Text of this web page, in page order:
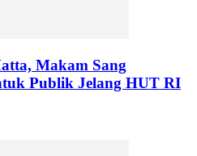
Makam Sang
Publik Jelang HUT RI